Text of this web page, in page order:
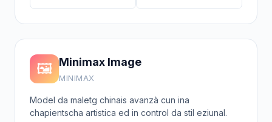
🖼️ Minimax Image
MINIMAX
Model da maletg chinais avanzà cun ina
chapientscha artistica ed in control da stil eziunal.